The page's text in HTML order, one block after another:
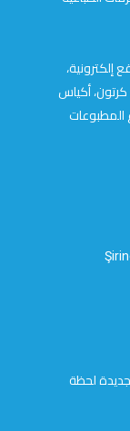
إلكترونية،
أكياس
المطبوعات
لحظة